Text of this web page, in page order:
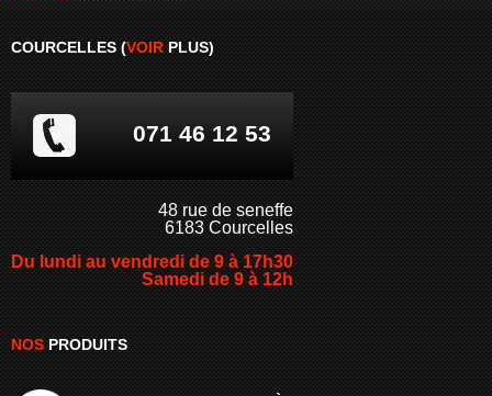
COURCELLES (VOIRPLUS)
071 46 12 53
48 rue de seneffe
6183 Courcelles
Du lundi au vendredi de 9 à 17h30
Samedi de 9 à 12h
NOS PRODUITS